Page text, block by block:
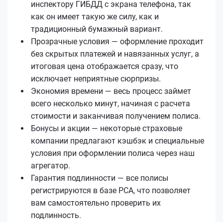
инспектору ГИБДД с экрана телефона, так
как он имеет такую же силу, как и
традиционный бумажный вариант.
Прозрачные условия — оформление проходит
без скрытых платежей и навязанных услуг, а
итоговая цена отображается сразу, что
исключает неприятные сюрпризы.
Экономия времени — весь процесс займет
всего несколько минут, начиная с расчета
стоимости и заканчивая получением полиса.
Бонусы и акции — некоторые страховые
компании предлагают кэшбэк и специальные
условия при оформлении полиса через наш
агрегатор.
Гарантия подлинности — все полисы
регистрируются в базе РСА, что позволяет
вам самостоятельно проверить их
подлинность.